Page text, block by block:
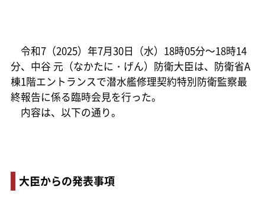
令和7（2025）年7月30日（水）18時05分～18時14
分、中谷 元（なかたに・げん）防衛大臣は、防衛省A
棟1階エントランスで潜水艦修理契約特別防衛監察最
終報告に係る臨時会見を行った。
内容は、以下の通り。
大臣からの発表事項